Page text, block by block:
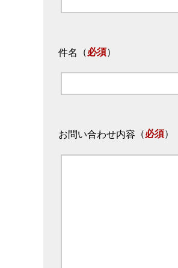
件名 （必須）
お問い合わせ内容 （必須）